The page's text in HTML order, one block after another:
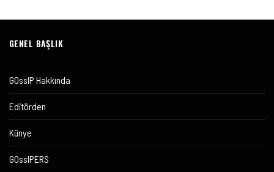
GENEL BAŞLIK
GOssIP Hakkında
Editörden
Künye
GOssIPERS